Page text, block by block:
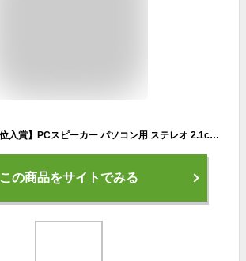
【楽天ランキング1位入賞】PCスピーカー パソコン用 ステレオ 2.1ch サブウーファー 16W出力 高音質 usb 重低音 スマホ 木製 ブラック(ブラック, 2.1ih)
この商品をサイトでみる